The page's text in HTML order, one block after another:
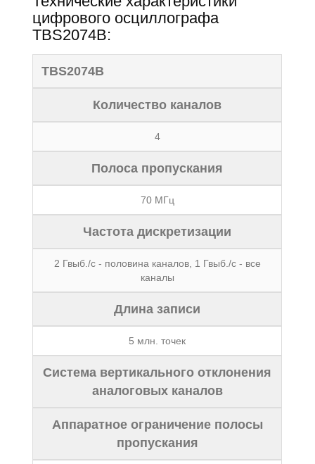
цифрового осциллографа
TBS2074B:
TBS2074B
Количество каналов
4
Полоса пропускания
70 МГц
Частота дискретизации
2 Гвыб./с - половина каналов, 1 Гвыб./с - все
каналы
Длина записи
5 млн. точек
Система вертикального отклонения
аналоговых каналов
Аппаратное ограничение полосы
пропускания